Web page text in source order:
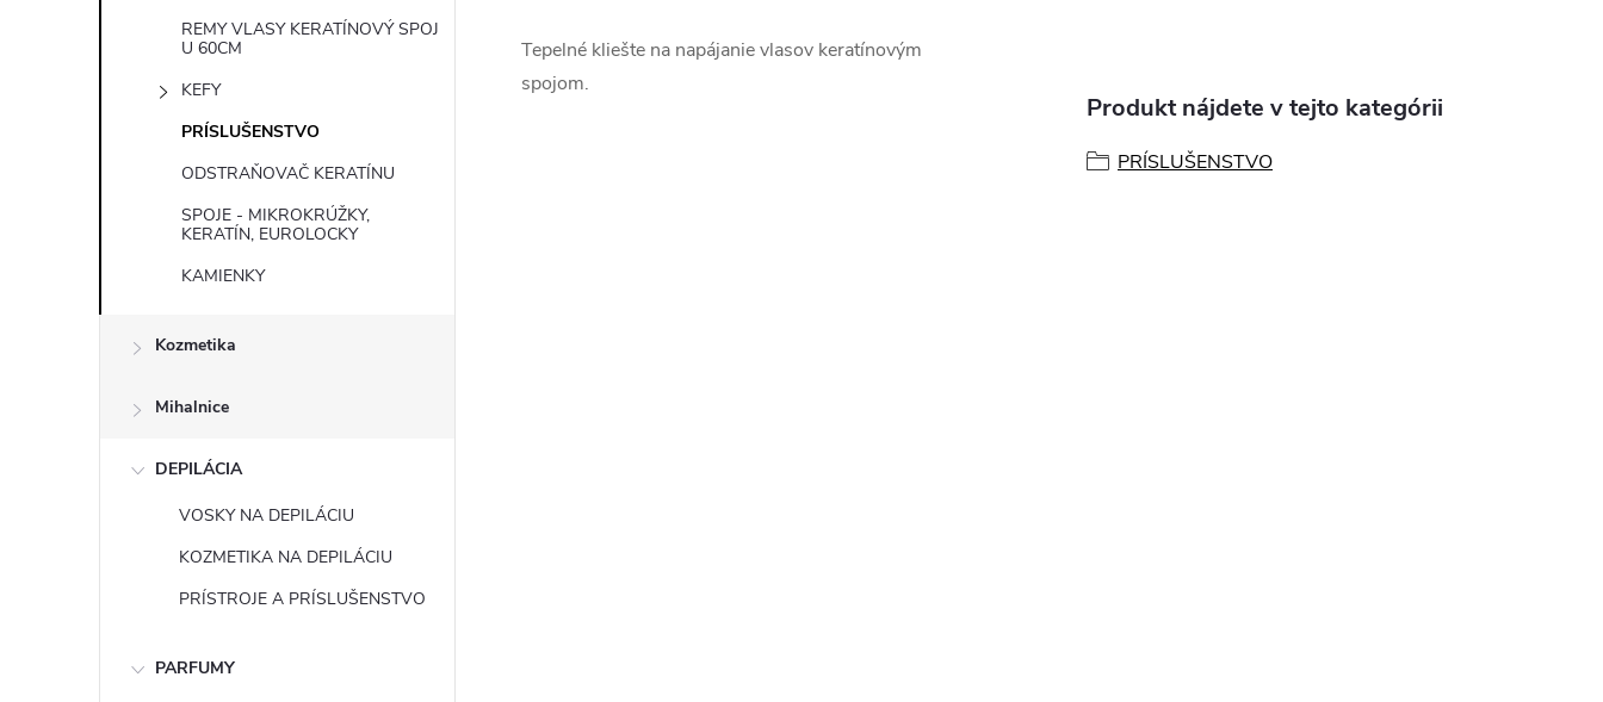
REMY VLASY KERATÍNOVÝ SPOJ
U 60CM
KEFY
PRÍSLUŠENSTVO
ODSTRAŇOVAČ KERATÍNU
SPOJE - MIKROKRÚŽKY,
KERATÍN, EUROLOCKY
KAMIENKY
Kozmetika
Mihalnice
DEPILÁCIA
VOSKY NA DEPILÁCIU
KOZMETIKA NA DEPILÁCIU
PRÍSTROJE A PRÍSLUŠENSTVO
PARFUMY
Tepelné kliešte na napájanie vlasov keratínovým
spojom.
Produkt nájdete v tejto kategórii
PRÍSLUŠENSTVO